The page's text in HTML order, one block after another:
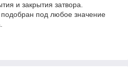
и закрытия затвора.
под любое значение